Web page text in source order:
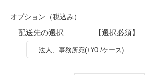
オプション（税込み）
配送先の選択 【選択必須】